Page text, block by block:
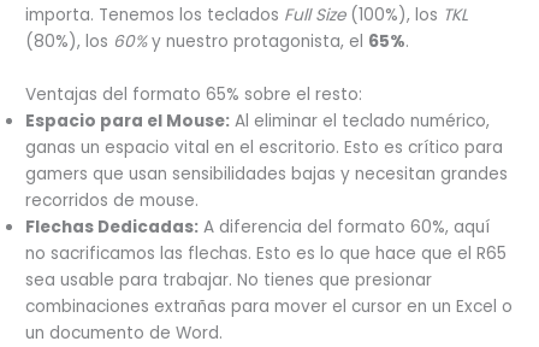
importa. Tenemos los teclados Full Size(100%), los TKL
(80%), los 60%y nuestro protagonista, el 65%.
Ventajas del formato 65% sobre el resto:
Espacio para el Mouse: Al eliminar el teclado numérico,
ganas un espacio vital en el escritorio. Esto es crítico para
gamers que usan sensibilidades bajas y necesitan grandes
recorridos de mouse.
Flechas Dedicadas: A diferencia del formato 60%, aquí
no sacrificamos las flechas. Esto es lo que hace que el R65
sea usable para trabajar. No tienes que presionar
combinaciones extrañas para mover el cursor en un Excel o
un documento de Word.